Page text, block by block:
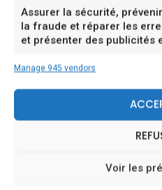
Assurer la sécurité,
la fraude et réparer les
et présenter des publicités
Manage 945 vendors
Voir les
Calories = Elevé
Etape: 1
Lavez et coupez les
Dans une sauteuse, faites